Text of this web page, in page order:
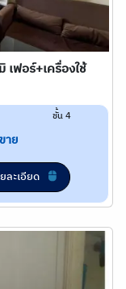
ฟอร์+เครื่องใช้
ชั้น 4
าย
ละเอียด